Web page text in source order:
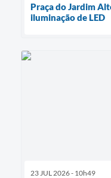
Praça do Jardim
iluminação de LED
23 JUL 2026 - 10h49